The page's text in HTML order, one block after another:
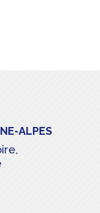
ALPES